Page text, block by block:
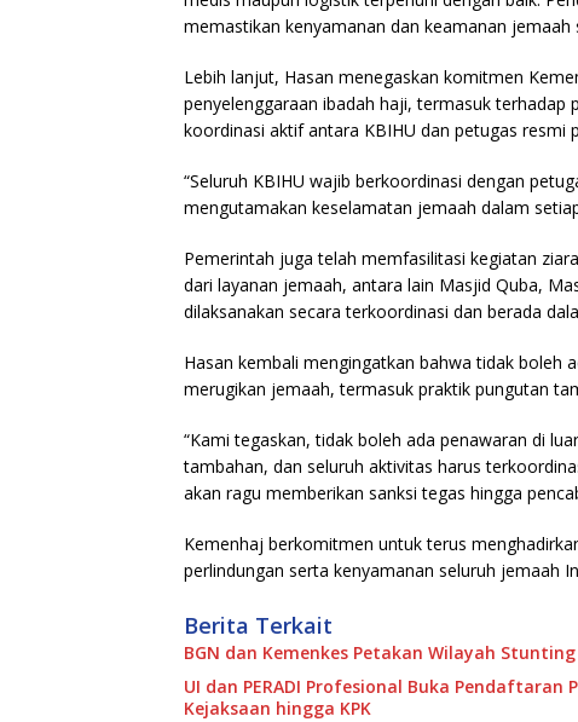
memastikan kenyamanan dan keamanan jemaah
Lebih lanjut, Hasan menegaskan komitmen
penyelenggaraan ibadah haji, termasuk terhadap
koordinasi aktif antara KBIHU dan petugas resmi
“Seluruh KBIHU wajib berkoordinasi dengan
mengutamakan keselamatan jemaah dalam
Pemerintah juga telah memfasilitasi kegiatan
dari layanan jemaah, antara lain Masjid Quba,
dilaksanakan secara terkoordinasi dan berada
Hasan kembali mengingatkan bahwa tidak boleh
merugikan jemaah, termasuk praktik pungutan
“Kami tegaskan, tidak boleh ada penawaran di
tambahan, dan seluruh aktivitas harus
akan ragu memberikan sanksi tegas hingga
Kemenhaj berkomitmen untuk terus
perlindungan serta kenyamanan seluruh jemaah
Berita Terkait
BGN dan Kemenkes Petakan Wilayah
UI dan PERADI Profesional Buka Pendaftaran
Kejaksaan hingga KPK